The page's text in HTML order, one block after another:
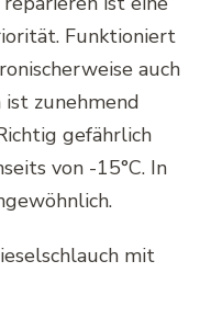
Funktioniert
auch
ist zunehmend
gefährlich
von -15°C. In
mit